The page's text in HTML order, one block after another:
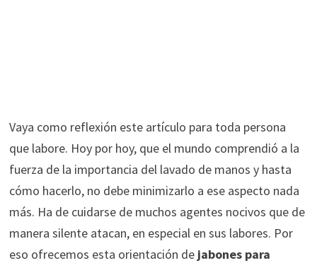
Vaya como reflexión este artículo para toda persona
que labore. Hoy por hoy, que el mundo comprendió a la
fuerza de la importancia del lavado de manos y hasta
cómo hacerlo, no debe minimizarlo a ese aspecto nada
más. Ha de cuidarse de muchos agentes nocivos que de
manera silente atacan, en especial en sus labores. Por
eso ofrecemos esta orientación de jabones para